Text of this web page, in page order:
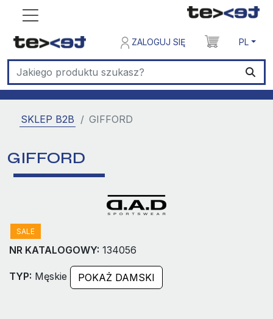
ZALOGUJ SIĘ PL
SKLEP B2B GIFFORD
GIFFORD
SALE
NR KATALOGOWY: 134056
TYP: Męskie POKAŻ DAMSKI